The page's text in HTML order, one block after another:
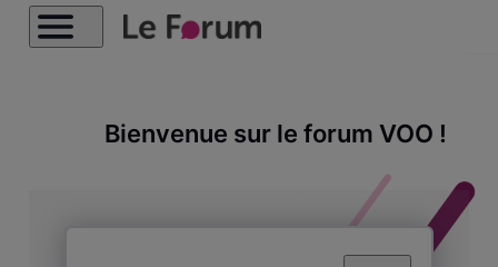
Bienvenue sur le forum VOO !